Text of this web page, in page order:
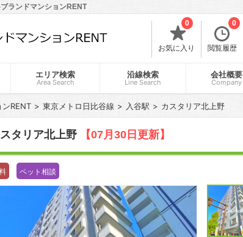
ランドマンションRENT
お気に入り
0
閲覧履歴
0
エリア検索
Area Search
沿線検索
Line Search
会社概要
Company
RENT 東京メトロ日比谷線 入谷駅 カスタリア北上野
タリア北上野 【07月30日更新】
ペット相談